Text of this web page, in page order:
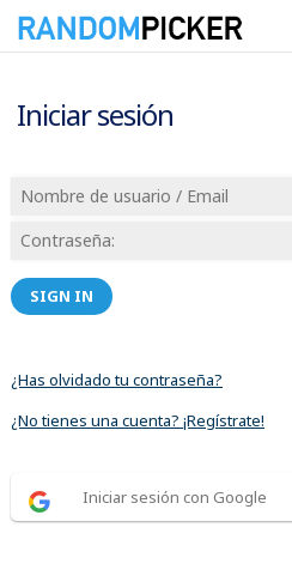
Iniciar sesión
SIGN IN
¿Has olvidado tu contraseña?
¿No tienes una cuenta? ¡Regístrate!
Iniciar sesión con Google